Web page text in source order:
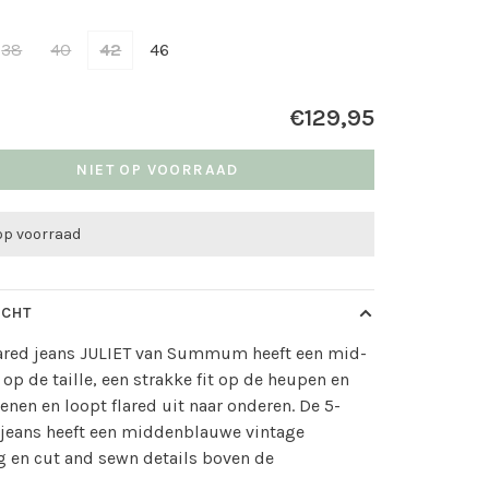
38 40 42 46
€129,95
NIET OP VOORRAAD
voorraad
jeans JULIET van Summum heeft een mid-
de taille, een strakke fit op de heupen en
en loopt flared uit naar onderen. De 5-
heeft een middenblauwe vintage
en cut and sewn details boven de